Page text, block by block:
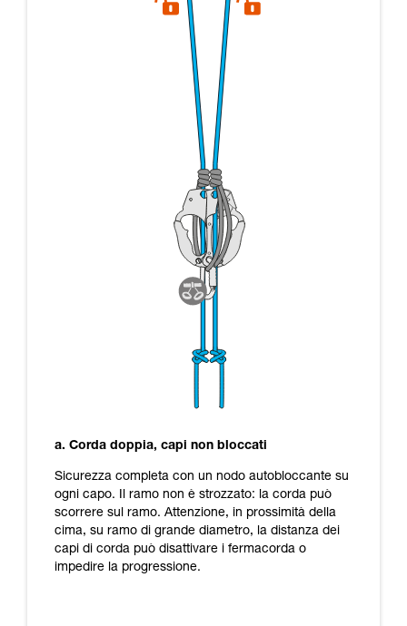
a. Corda doppia, capi non bloccati
Sicurezza completa con un nodo autobloccante su
ogni capo. Il ramo non è strozzato: la corda può
scorrere sul ramo. Attenzione, in prossimità della
cima, su ramo di grande diametro, la distanza dei
capi di corda può disattivare i fermacorda o
impedire la progressione.